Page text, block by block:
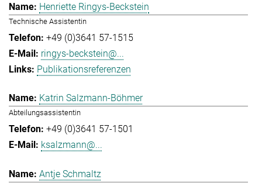
Henriette Ringys-Beckstein
Technische Assistentin
+49 (0)3641 57-1515
ringys-beckstein@...
Publikationsreferenzen
Katrin Salzmann-Böhmer
Abteilungsassistentin
+49 (0)3641 57-1501
ksalzmann@...
Antje Schmaltz